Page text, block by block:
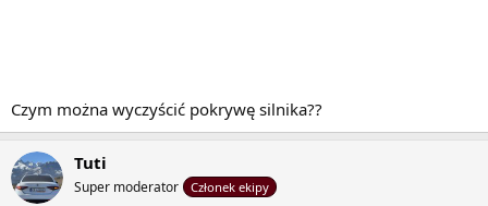
Czym można wyczyścić pokrywę silnika??
Tuti
Super moderator Członek ekipy